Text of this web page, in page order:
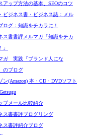
アップ方法の基本、SEOのコツ
ビジネス書・ビジネス誌：メル
ログ：知識をチカラに！
ス書書評メルマガ「知識をチカ
」
ガ 実践『ブランド人にな
のブログ
ン(Amazon) 本・CD・DVDソフト
プメール比較紹介
ス書書評ブログリング
ス書評紹介ブログ